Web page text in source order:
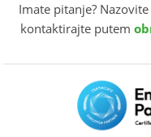
Imate pitanje?
kontaktirajte putem